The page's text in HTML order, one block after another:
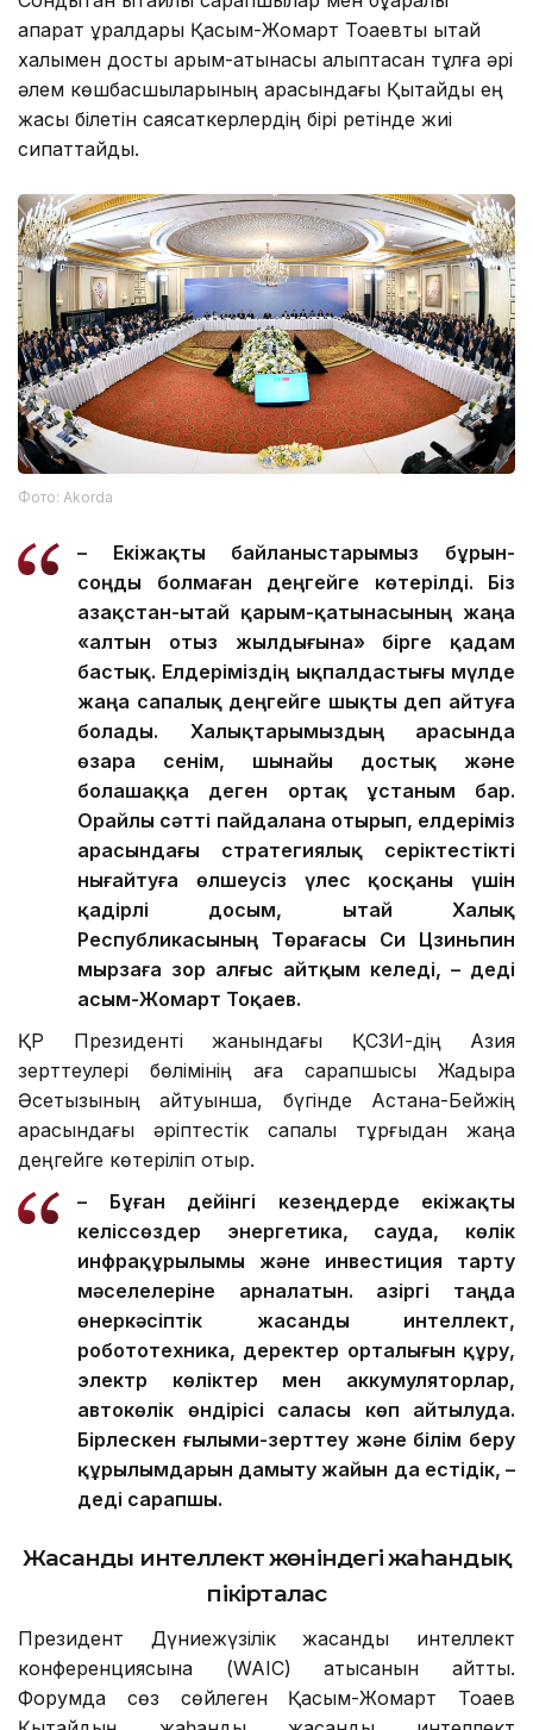
ақпарат құралдары Қасым-Жомарт Тоқаевты қытай
халқымен достық қарым-қатынасы қалыптасқан тұлға әрі
әлем көшбасшыларының арасындағы Қытайды ең
жақсы білетін саясаткерлердің бірі ретінде жиі
сипаттайды.
Фото: Аkorda
– Екіжақты байланыстарымыз бұрын-
соңды болмаған деңгейге көтерілді. Біз
Қазақстан-Қытай қарым-қатынасының жаңа
«алтын отыз жылдығына» бірге қадам
бастық. Елдеріміздің ықпалдастығы мүлде
жаңа сапалық деңгейге шықты деп айтуға
болады. Халықтарымыздың арасында
өзара сенім, шынайы достық және
болашаққа деген ортақ ұстаным бар.
Орайлы сәтті пайдалана отырып, елдеріміз
арасындағы стратегиялық серіктестікті
нығайтуға өлшеусіз үлес қосқаны үшін
қадірлі досым, Қытай Халық
Республикасының Төрағасы Си Цзиньпин
мырзаға зор алғыс айтқым келеді, – деді
Қасым-Жомарт Тоқаев.
ҚР Президенті жанындағы ҚСЗИ-дің Азия
зерттеулері бөлімінің аға сарапшысы Жадыра
Әсетқызының айтуынша, бүгінде Астана-Бейжің
арасындағы әріптестік сапалық тұрғыдан жаңа
деңгейге көтеріліп отыр.
– Бұған дейінгі кезеңдерде екіжақты
келіссөздер энергетика, сауда, көлік
инфрақұрылымы және инвестиция тарту
мәселелеріне арналатын. Қазіргі таңда
өнеркәсіптік жасанды интеллект,
робототехника, деректер орталығын құру,
электр көліктер мен аккумуляторлар,
автокөлік өндірісі саласы көп айтылуда.
Бірлескен ғылыми-зерттеу және білім беру
құрылымдарын дамыту жайын да естідік, –
деді сарапшы.
Жасанды интеллект жөніндегі жаһандық
пікірталас
Президент Дүниежүзілік жасанды интеллект
конференциясына (WAIC) қатысқанын айттық.
Форумда сөз сөйлеген Қасым-Жомарт Тоқаев